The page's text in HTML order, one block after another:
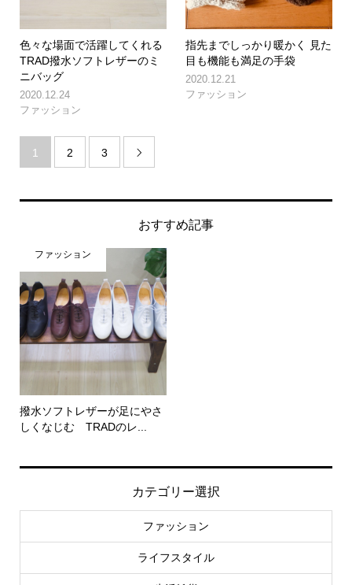
色々な場面で活躍してくれる
TRAD撥水ソフトレザーのミ
ニバッグ
2020.12.24
ファッション
指先までしっかり暖かく 見た
目も機能も満足の手袋
2020.12.21
ファッション
1 2 3 
おすすめ記事
ファッション
撥水ソフトレザーが足にやさ
しくなじむ TRADのレ...
カテゴリー選択
ファッション
ライフスタイル